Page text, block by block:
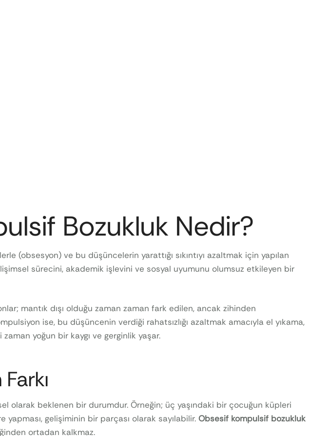
Bozukluk Nedir?
(obsesyon) ve bu düşüncelerin yarattığı sıkıntıyı azaltmak için yapılan
sürecini, akademik işlevini ve sosyal uyumunu olumsuz etkileyen bir
mantık dışı olduğu zaman zaman fark edilen, ancak zihinden
ise, bu düşüncenin verdiği rahatsızlığı azaltmak amacıyla el yıkama,
yoğun bir kaygı ve gerginlik yaşar.
olarak beklenen bir durumdur. Örneğin; üç yaşındaki bir çocuğun küpleri
gelişiminin bir parçası olarak sayılabilir. Obsesif kompulsif bozukluk
ortadan kalkmaz.